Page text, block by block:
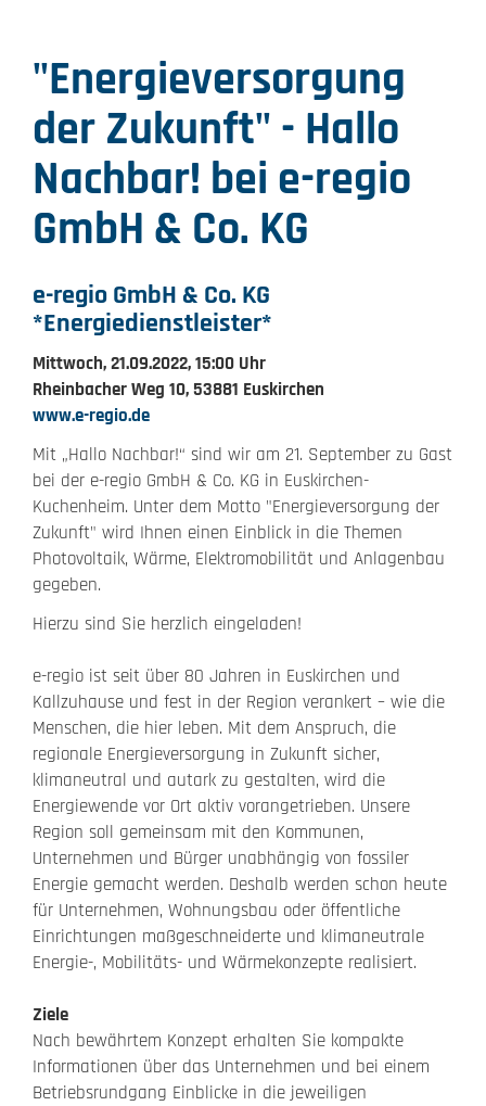
"Energieversorgung
der Zukunft" - Hallo
Nachbar! bei e-regio
GmbH & Co. KG
e-regio GmbH & Co. KG
*Energiedienstleister*
Mittwoch, 21.09.2022, 15:00 Uhr
Rheinbacher Weg 10, 53881 Euskirchen
www.e-regio.de
Mit „Hallo Nachbar!“ sind wir am 21. September zu Gast
bei der e-regio GmbH & Co. KG in Euskirchen-
Kuchenheim. Unter dem Motto "Energieversorgung der
Zukunft" wird Ihnen einen Einblick in die Themen
Photovoltaik, Wärme, Elektromobilität und Anlagenbau
gegeben.
Hierzu sind Sie herzlich eingeladen!
e-regio ist seit über 80 Jahren in Euskirchen und
Kallzuhause und fest in der Region verankert – wie die
Menschen, die hier leben. Mit dem Anspruch, die
regionale Energieversorgung in Zukunft sicher,
klimaneutral und autark zu gestalten, wird die
Energiewende vor Ort aktiv vorangetrieben. Unsere
Region soll gemeinsam mit den Kommunen,
Unternehmen und Bürger unabhängig von fossiler
Energie gemacht werden. Deshalb werden schon heute
für Unternehmen, Wohnungsbau oder öffentliche
Einrichtungen maßgeschneiderte und klimaneutrale
Energie-, Mobilitäts- und Wärmekonzepte realisiert.
Ziele
Nach bewährtem Konzept erhalten Sie kompakte
Informationen über das Unternehmen und bei einem
Betriebsrundgang Einblicke in die jeweiligen